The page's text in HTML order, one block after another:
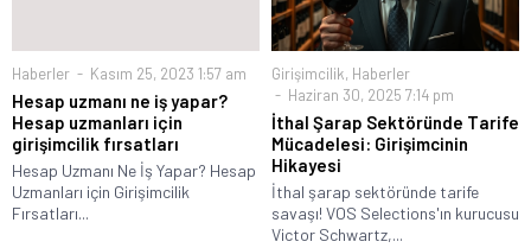
Haberler Kasım 25, 2023 1:57 am
Hesap uzmanı ne iş yapar?
Hesap uzmanları için
girişimcilik fırsatları
Hesap Uzmanı Ne İş Yapar? Hesap
Uzmanları için Girişimcilik
Fırsatları...
Girişimcilik, Haberler
Haziran 30, 2025 7:14 pm
İthal Şarap Sektöründe Tarife
Mücadelesi: Girişimcinin
Hikayesi
İthal şarap sektöründe tarife
savaşı! VOS Selections'ın kurucusu
Victor Schwartz,...